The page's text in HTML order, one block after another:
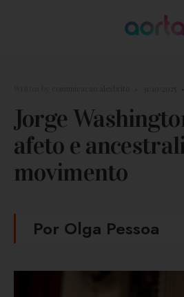
Jorge
afeto e
movimento
Por Olga Pessoa